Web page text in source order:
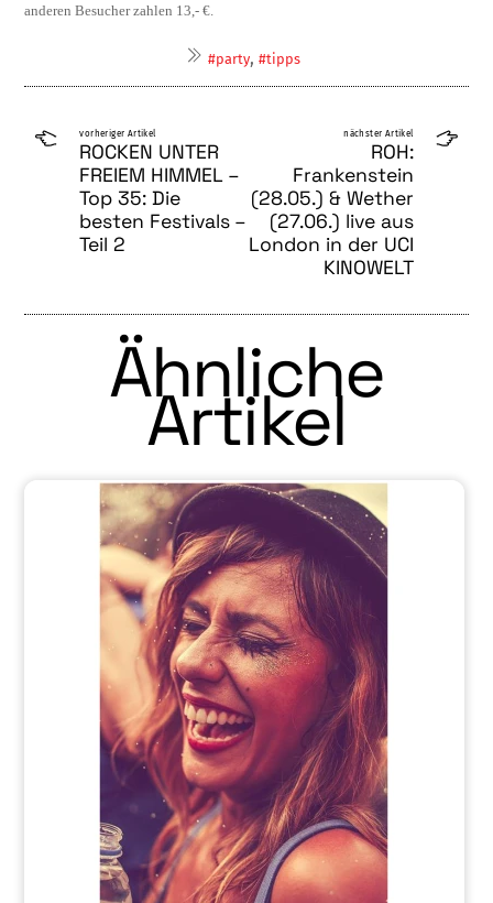
anderen Besucher zahlen 13,- €.
#party, #tipps
vorheriger Artikel
ROCKEN UNTER
FREIEM HIMMEL –
Top 35: Die
besten Festivals –
Teil 2
nächster Artikel
ROH:
Frankenstein
(28.05.) & Wether
(27.06.) live aus
London in der UCI
KINOWELT
Ähnliche
Artikel